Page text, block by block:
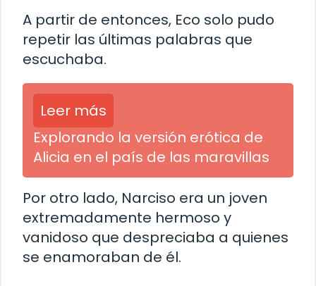
A partir de entonces, Eco solo pudo
repetir las últimas palabras que
escuchaba.
Leer más
Explorando la versión erótica de
Alicia en el país de las maravillas
Por otro lado, Narciso era un joven
extremadamente hermoso y
vanidoso que despreciaba a quienes
se enamoraban de él.